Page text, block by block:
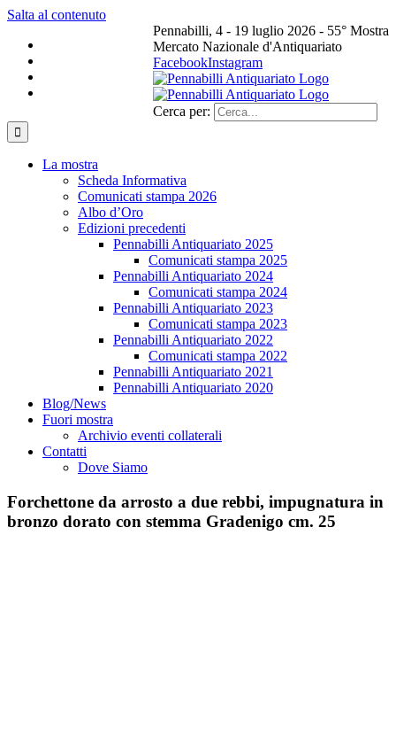
Salta al contenuto
Pennabilli, 4 - 19 luglio 2026 - 55° Mostra
Mercato Nazionale d'Antiquariato
FacebookInstagram
Cerca per:
La mostra
Scheda Informativa
Comunicati stampa 2026
Albo d’Oro
Edizioni precedenti
Pennabilli Antiquariato 2025
Comunicati stampa 2025
Pennabilli Antiquariato 2024
Comunicati stampa 2024
Pennabilli Antiquariato 2023
Comunicati stampa 2023
Pennabilli Antiquariato 2022
Comunicati stampa 2022
Pennabilli Antiquariato 2021
Pennabilli Antiquariato 2020
Blog/News
Fuori mostra
Archivio eventi collaterali
Contatti
Dove Siamo
Forchettone da arrosto a due rebbi, impugnatura in
bronzo dorato con stemma Gradenigo cm. 25